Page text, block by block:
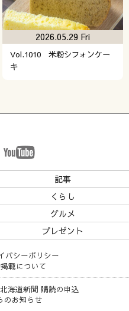
Vol.1010 米粉シフォンケー
キ
2026.05.29 Fri
記事
くらし
グルメ
プレゼント
バシーポリシー
載について
北海道新聞 購読の申込
のお知らせ